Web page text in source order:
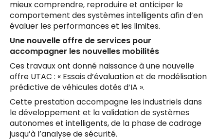
mieux comprendre, reproduire et anticiper le
comportement des systèmes intelligents afin d’en
évaluer les performances et les limites.
Une nouvelle offre de services pour
accompagner les nouvelles mobilités
Ces travaux ont donné naissance à une nouvelle
offre UTAC : « Essais d’évaluation et de modélisation
prédictive de véhicules dotés d’IA ».
Cette prestation accompagne les industriels dans
le développement et la validation de systèmes
autonomes et intelligents, de la phase de cadrage
jusqu’à l’analyse de sécurité.